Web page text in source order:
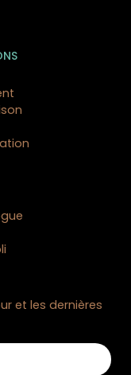
et les dernières